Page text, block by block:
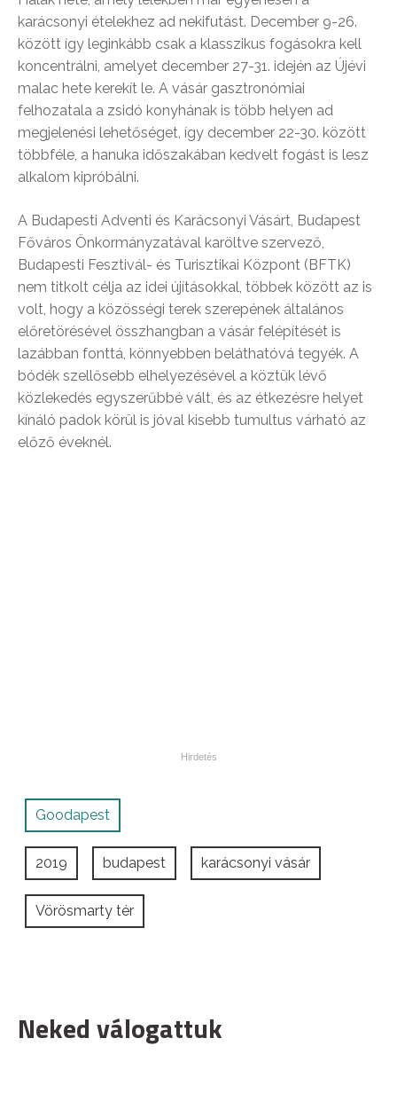
karácsonyi ételekhez ad nekifutást. December 9-26.
között így leginkább csak a klasszikus fogásokra kell
koncentrálni, amelyet december 27-31. idején az Újévi
malac hete kerekít le. A vásár gasztronómiai
felhozatala a zsidó konyhának is több helyen ad
megjelenési lehetőséget, így december 22-30. között
többféle, a hanuka időszakában kedvelt fogást is lesz
alkalom kipróbálni.
A Budapesti Adventi és Karácsonyi Vásárt, Budapest
Főváros Önkormányzatával karöltve szervező,
Budapesti Fesztivál- és Turisztikai Központ (BFTK)
nem titkolt célja az idei újításokkal, többek között az is
volt, hogy a közösségi terek szerepének általános
előretörésével összhangban a vásár felépítését is
lazábban fonttá, könnyebben beláthatóvá tegyék. A
bódék szellősebb elhelyezésével a köztük lévő
közlekedés egyszerűbbé vált, és az étkezésre helyet
kínáló padok körül is jóval kisebb tumultus várható az
előző éveknél.
Goodapest
2019 budapest karácsonyi vásár
Vörösmarty tér
Neked válogattuk